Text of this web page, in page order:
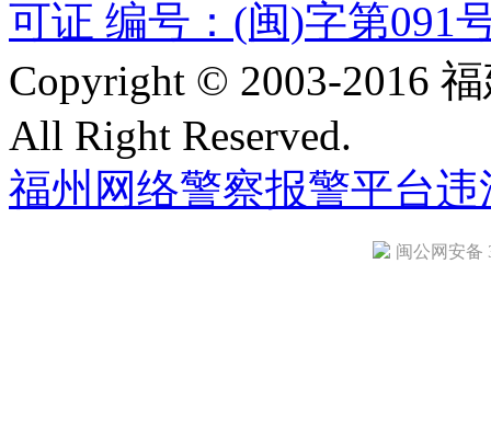
可证 编号：(闽)字第091
Copyright © 2003-2016
All Right Reserved.
福州网络警察报警平台违
闽公网安备